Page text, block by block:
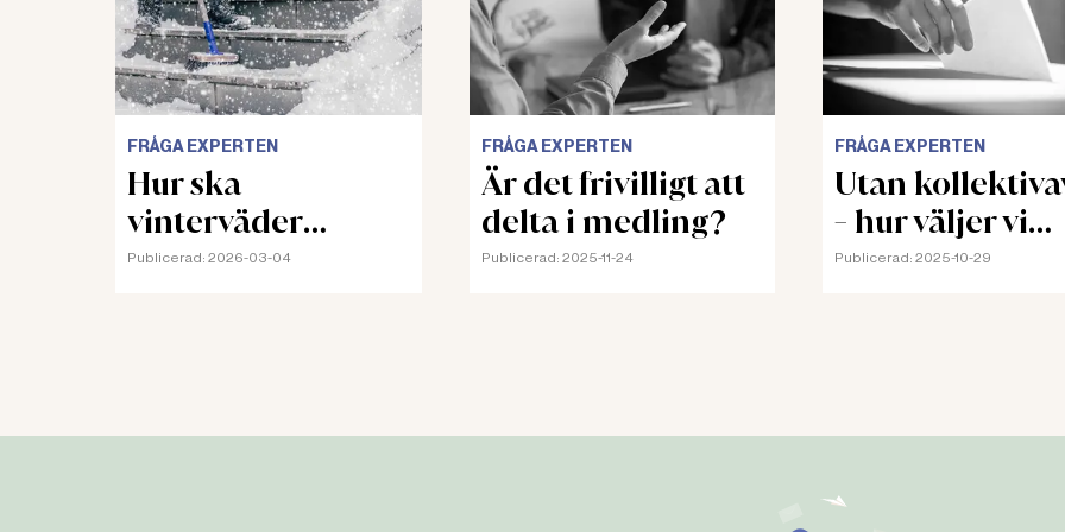
FRÅGA EXPERTEN
Hur ska
vinterväder
riskbedömas?
Publicerad: 2026-03-04
FRÅGA EXPERTEN
Är det frivilligt att
delta i medling?
Publicerad: 2025-11-24
FRÅGA EXPERTEN
Utan
- hur väljer vi
skyddsombud?
Publicerad: 2025-10-29